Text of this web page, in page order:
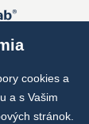
cookies a
a s Vašim
stránok.